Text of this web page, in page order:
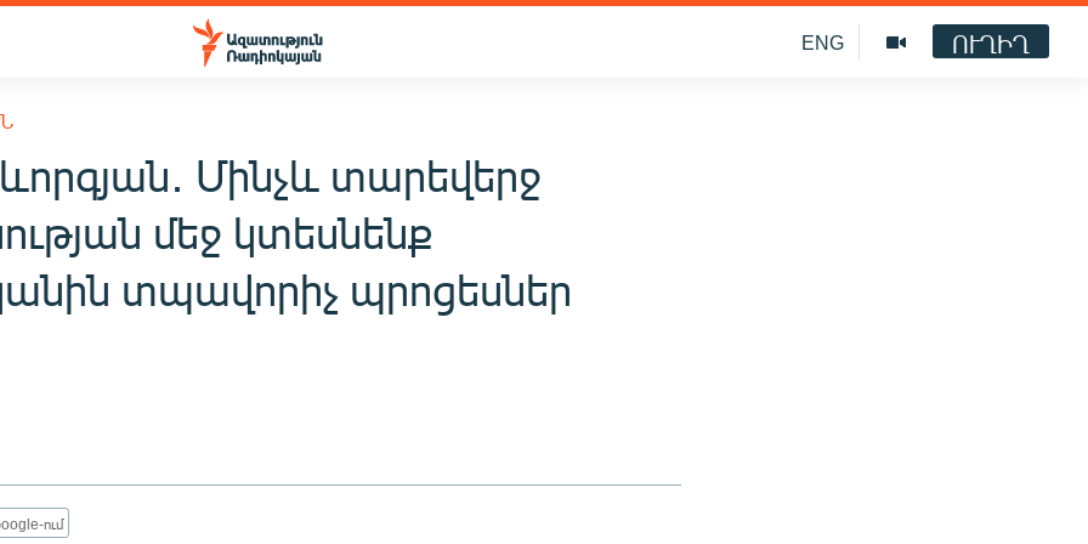
ENG ՈՒՂԻՂ
Մինչև տարեվերջ
մեջ կտեսնենք
տպավորիչ պրոցեսներ
ում